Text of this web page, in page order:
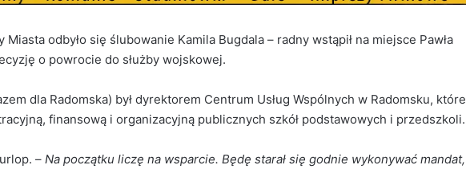
odbyło się ślubowanie Kamila Bugdala – radny wstąpił na miejsce Pawła
o powrocie do służby wojskowej.
dla Radomska) był dyrektorem Centrum Usług Wspólnych w Radomsku, które
finansową i organizacyjną publicznych szkół podstawowych i przedszkoli.
– Na początku liczę na wsparcie. Będę starał się godnie wykonywać mandat,